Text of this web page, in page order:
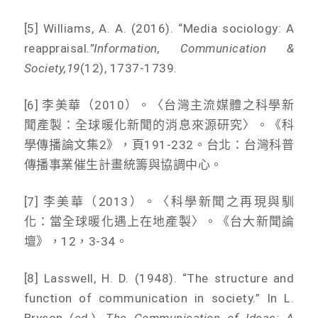
[5] Williams, A. A. (2016). “Media sociology: A
reappraisal.”Information, Communication &
Society, 19(12), 1737-1739.
[6] 李美華（2010）。〈台灣主流媒體之科學新
聞產製：全球暖化新聞的消息來源研究〉。《科
學傳播論文集2》，頁191-232。台北：台灣科普
傳播事業催生計畫統籌與協調中心。
[7] 李美華（2013）。〈科學新聞之再現與馴
化：當全球暖化遇上在地產製〉。《台大新聞論
壇》，12，3-34。
[8] Lasswell, H. D. (1948). “The structure and
function of communication in society.” In L.